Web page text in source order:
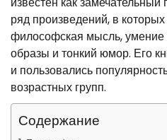
ряд произведений, в которых
философская мысль, умение
образы и тонкий юмор. Его
и пользовались
возрастных групп.
Содержание